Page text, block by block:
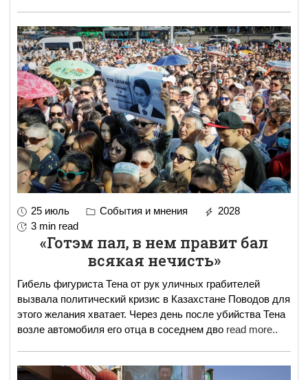
25 июль События и мнения
2028
3 min read
«Готэм пал, в нем правит бал
всякая нечисть»
Гибель фигуриста Тена от рук уличных грабителей
вызвала политический кризис в Казахстане Поводов для
этого желания хватает. Через день после убийства Тена
возле автомобиля его отца в соседнем дво read more..